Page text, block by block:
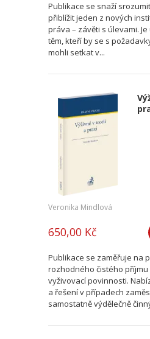
Publikace se snaží
přiblížit jeden z nových
práva – závěti s úlevami.
těm, kteří by se s
mohli setkat v...
Veronika Mindlová
650,00 Kč
Publikace se zaměřuje na
rozhodného čistého
vyživovací povinnosti.
a řešení v případech
samostatně výdělečně